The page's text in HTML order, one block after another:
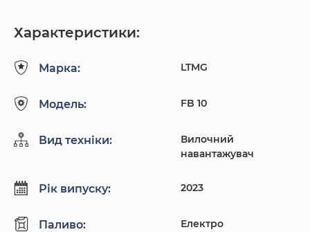
Характеристики:
Марка: LTMG
Модель: FB 10
Вид техніки:
Вилочний
навантажувач
Рік випуску: 2023
Паливо: Електро